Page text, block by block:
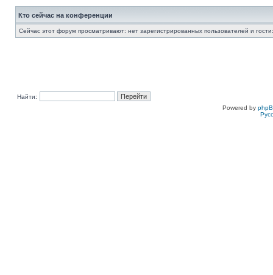
Кто сейчас на конференции
Сейчас этот форум просматривают: нет зарегистрированных пользователей и
Найти:
Powered by